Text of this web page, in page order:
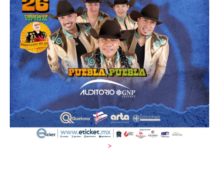
>